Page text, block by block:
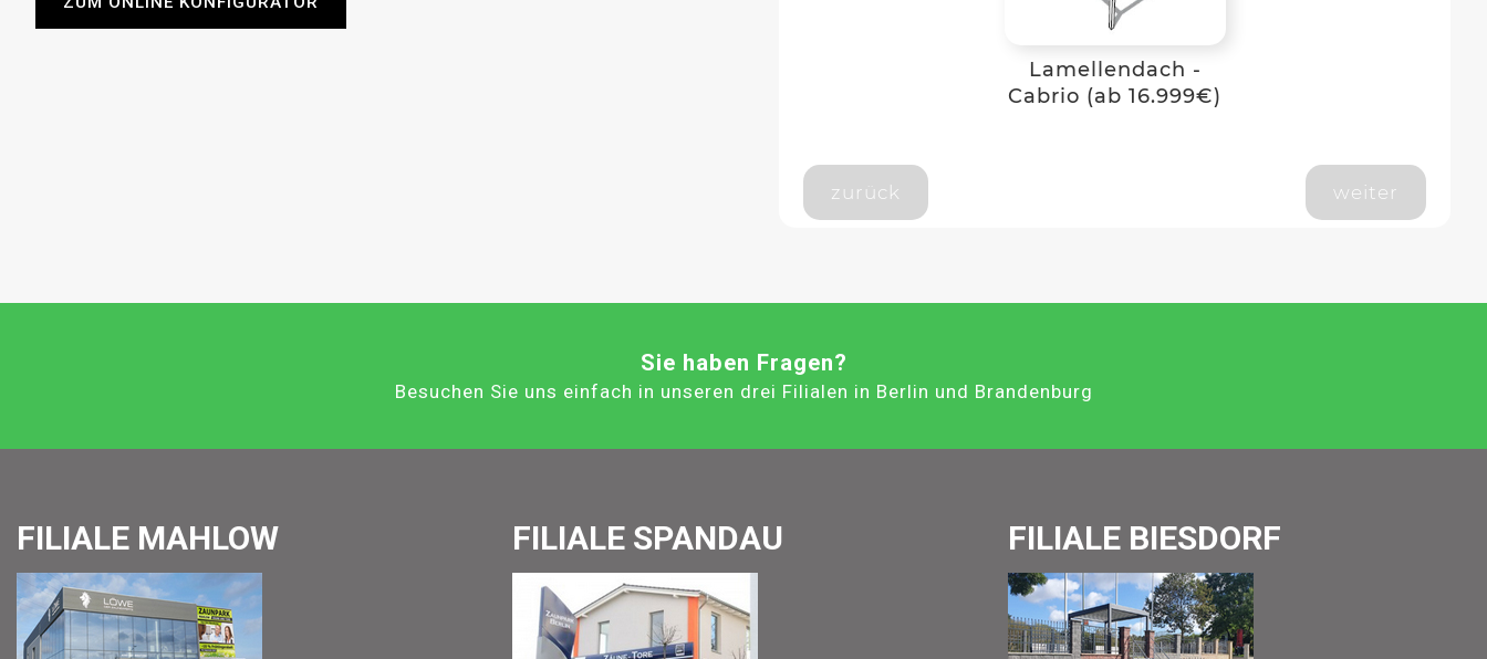
Lamellendach -
Cabrio (ab 16.999€)
zurück weiter
Sie haben Fragen?
Besuchen Sie uns einfach in unseren drei Filialen in Berlin und Brandenburg
FILIALE MAHLOW FILIALE SPANDAU FILIALE BIESDORF